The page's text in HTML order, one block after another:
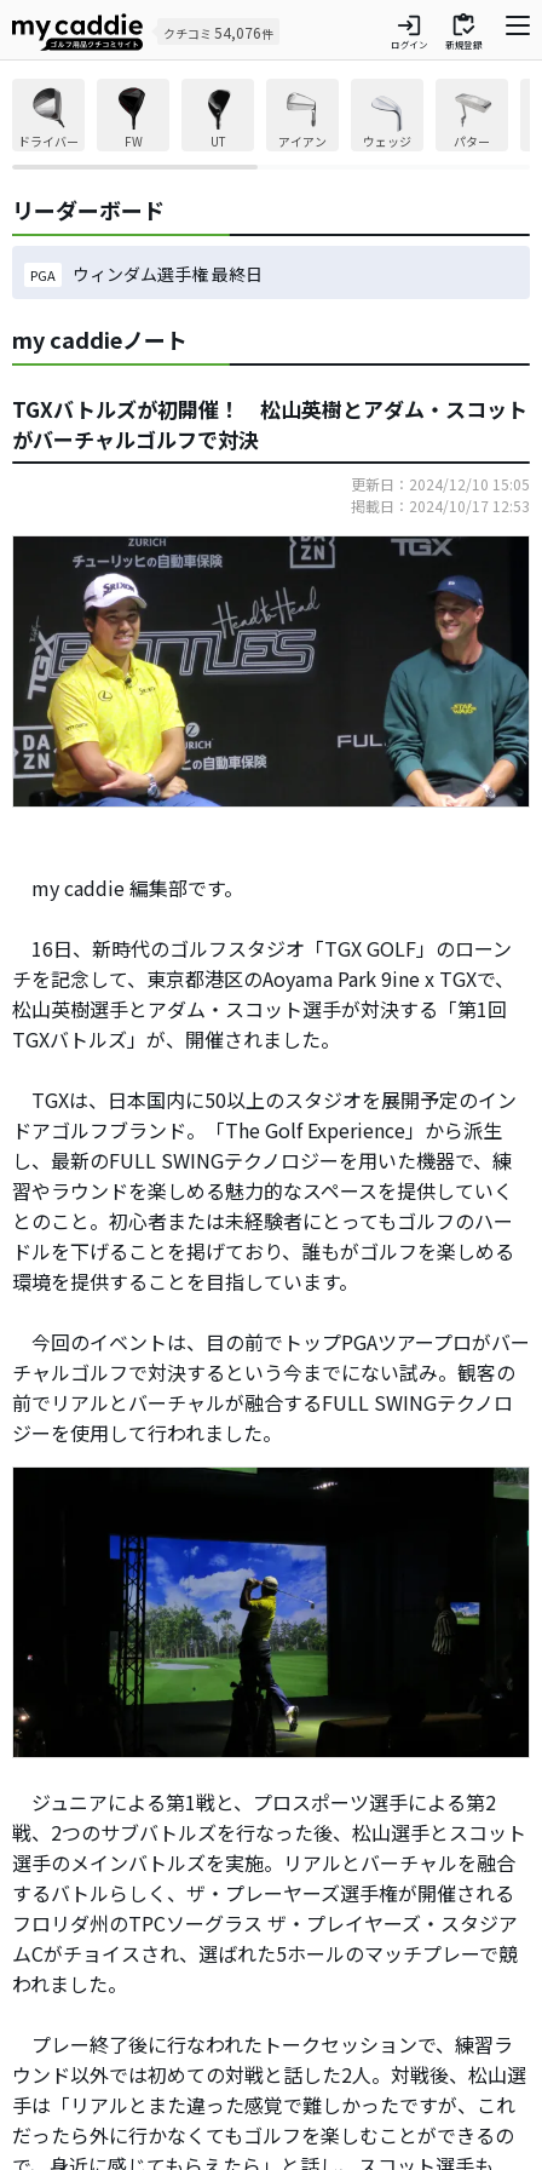
クチコミ 54,076件 login
ログイン
inventory
新規登録
ドライバー FW UT アイアン ウェッジ パター
リーダーボード
PGA ウィンダム選手権 最終日
my caddieノート
TGXバトルズが初開催！ 松山英樹とアダム・スコット
がバーチャルゴルフで対決
更新日：2024/12/10 15:05
掲載日：2024/10/17 12:53
my caddie 編集部です。
16日、新時代のゴルフスタジオ「TGX GOLF」のローン
チを記念して、東京都港区のAoyama Park 9ine x TGXで、
松山英樹選手とアダム・スコット選手が対決する「第1回
TGXバトルズ」が、開催されました。
TGXは、日本国内に50以上のスタジオを展開予定のイン
ドアゴルフブランド。「The Golf Experience」から派生
し、最新のFULL SWINGテクノロジーを用いた機器で、練
習やラウンドを楽しめる魅力的なスペースを提供していく
とのこと。初心者または未経験者にとってもゴルフのハー
ドルを下げることを掲げており、誰もがゴルフを楽しめる
環境を提供することを目指しています。
今回のイベントは、目の前でトップPGAツアープロがバー
チャルゴルフで対決するという今までにない試み。観客の
前でリアルとバーチャルが融合するFULL SWINGテクノロ
ジーを使用して行われました。
ジュニアによる第1戦と、プロスポーツ選手による第2
戦、2つのサブバトルズを行なった後、松山選手とスコット
選手のメインバトルズを実施。リアルとバーチャルを融合
するバトルらしく、ザ・プレーヤーズ選手権が開催される
フロリダ州のTPCソーグラス ザ・プレイヤーズ・スタジア
ムCがチョイスされ、選ばれた5ホールのマッチプレーで競
われました。
プレー終了後に行なわれたトークセッションで、練習ラ
ウンド以外では初めての対戦と話した2人。対戦後、松山選
手は「リアルとまた違った感覚で難しかったですが、これ
だったら外に行かなくてもゴルフを楽しむことができるの